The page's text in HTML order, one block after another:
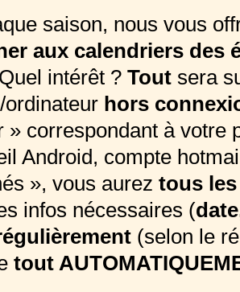
saison, nous vous
aux calendriers des
intérêt ? Tout sera
hors
» correspondant à votre
Android, compte
», vous aurez tous
infos nécessaires (
(selon le
tout